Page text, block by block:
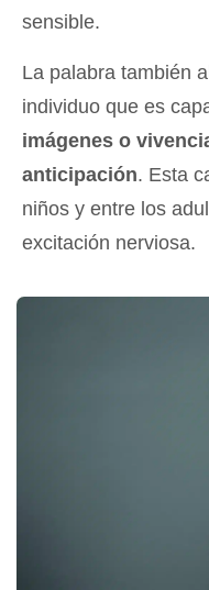
sensible.
La palabra también
individuo que es
imágenes o
anticipación. Esta
niños y entre los
excitación nerviosa.